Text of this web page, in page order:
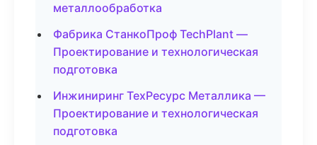
металлообработка
Фабрика СтанкоПроф TechPlant —
Проектирование и технологическая
подготовка
Инжиниринг ТехРесурс Металлика —
Проектирование и технологическая
подготовка